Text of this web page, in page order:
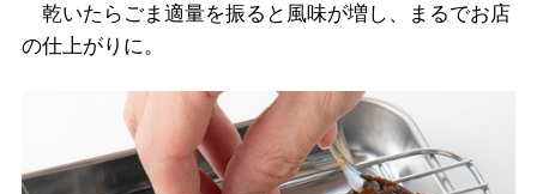
乾いたらごま適量を振ると風味が増し、まるでお店
の仕上がりに。